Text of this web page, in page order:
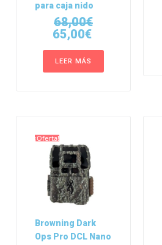
para caja nido
68,00€
65,00€
LEER MÁS
¡Oferta!
Browning Dark
Ops Pro DCL Nano